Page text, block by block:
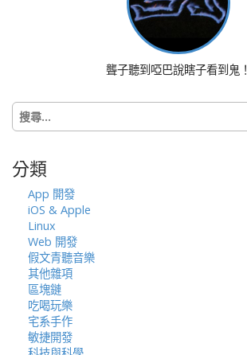
聾子聽到啞巴說瞎子看到鬼！
搜
尋
字:
分類
App 開發
iOS & Apple
Linux
Web 開發
假文青聽音樂
其他雜項
區塊鏈
吃喝玩樂
宅系手作
敏捷開發